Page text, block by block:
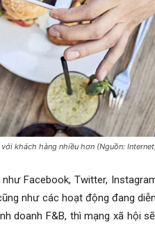
khách hàng nhiều hơn (Nguồn:
Facebook, Twitter,
như các hoạt động đang
doanh F&B, thì mạng xã hội